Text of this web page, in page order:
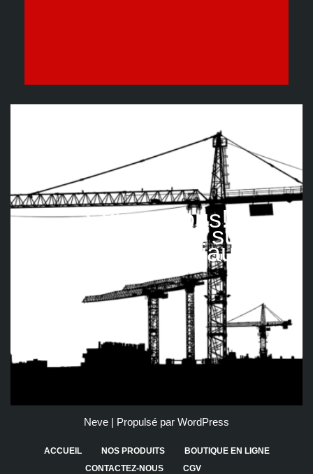
Suivez nous!
Retrouvez-nous sur les
réseaux sociaux
Neve | Propulsé par WordPress
ACCUEIL NOS PRODUITS
BOUTIQUE EN LIGNE
CONTACTEZ-NOUS
CGV